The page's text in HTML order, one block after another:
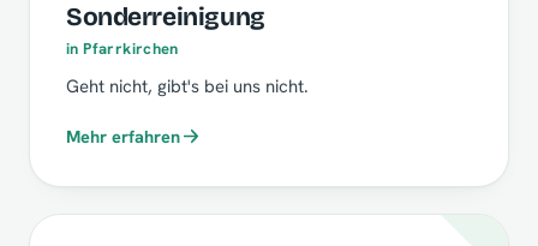
Sonderreinigung
in Pfarrkirchen
Geht nicht, gibt's bei uns nicht.
Mehr erfahren